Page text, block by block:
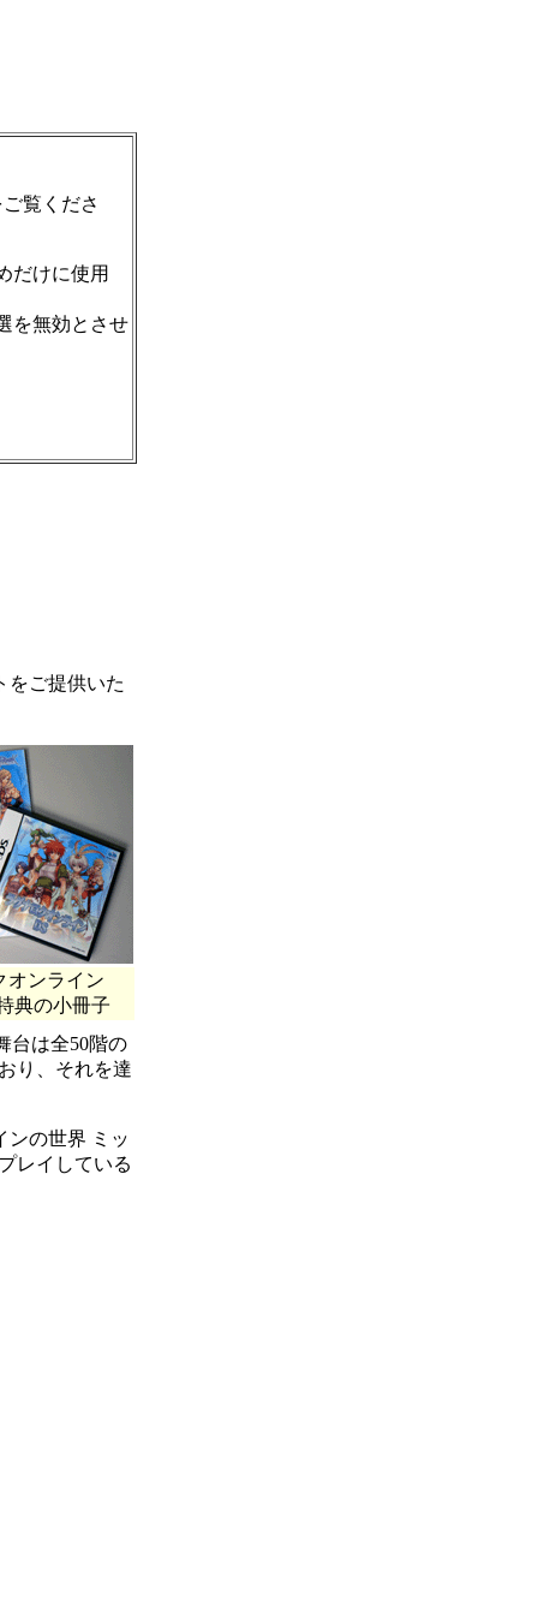
覧くださ
だけに使用
を無効とさせ
をご提供いた
オンライン
典の小冊子
台は全50階の
り、それを達
ンの世界 ミッ
レイしている